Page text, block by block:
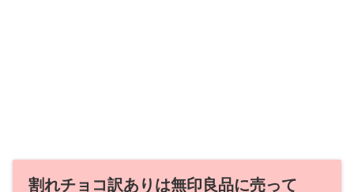
割れチョコ訳ありは無印良品に売って